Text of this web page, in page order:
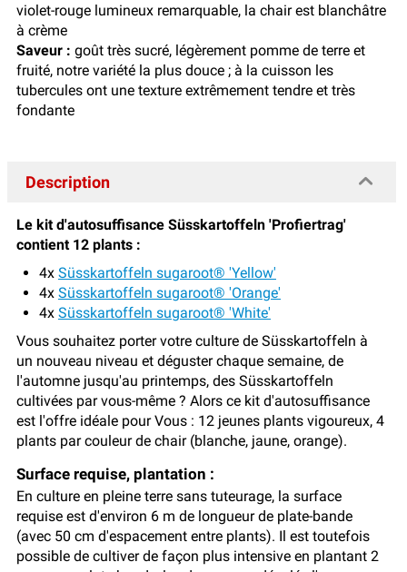
violet-rouge lumineux remarquable, la chair est blanchâtre
à crème
Saveur : goût très sucré, légèrement pomme de terre et
fruité, notre variété la plus douce ; à la cuisson les
tubercules ont une texture extrêmement tendre et très
fondante
Description
Le kit d'autosuffisance Süsskartoffeln 'Profiertrag'
contient 12 plants :
4x Süsskartoffeln sugaroot® 'Yellow'
4x Süsskartoffeln sugaroot® 'Orange'
4x Süsskartoffeln sugaroot® 'White'
Vous souhaitez porter votre culture de Süsskartoffeln à
un nouveau niveau et déguster chaque semaine, de
l'automne jusqu'au printemps, des Süsskartoffeln
cultivées par vous-même ? Alors ce kit d'autosuffisance
est l'offre idéale pour Vous : 12 jeunes plants vigoureux, 4
plants par couleur de chair (blanche, jaune, orange).
Surface requise, plantation :
En culture en pleine terre sans tuteurage, la surface
requise est d'environ 6 m de longueur de plate-bande
(avec 50 cm d'espacement entre plants). Il est toutefois
possible de cultiver de façon plus intensive en plantant 2